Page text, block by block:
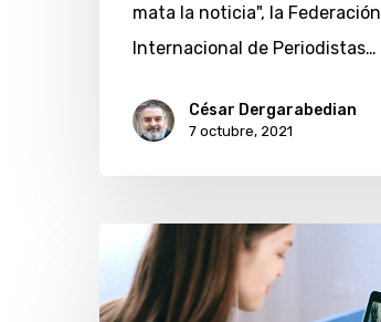
noticiamata la noticia", la Federación
Internacional de Periodistas…
César Dergarabedian
7 octubre, 2021
Reconocimiento
internacional
para